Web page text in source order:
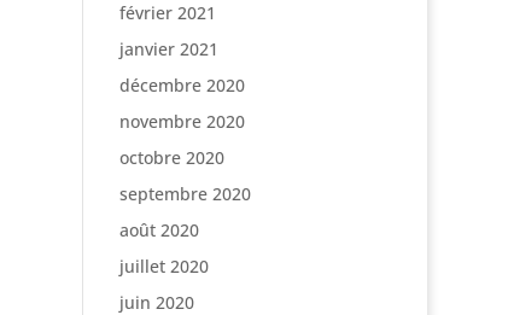
février 2021
janvier 2021
décembre 2020
novembre 2020
octobre 2020
septembre 2020
août 2020
juillet 2020
juin 2020